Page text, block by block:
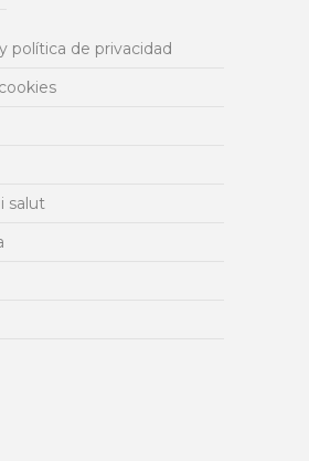
política de privacidad
salut